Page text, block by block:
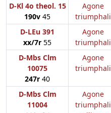
D-Kl 4o theol. 15
190v 45
Agone
triumphali
D-LEu 391
xx/7r 55
Agone
triumphali
D-Mbs Clm
10075
247r 40
Agone
triumphali
D-Mbs Clm
11004
Agone
triumphali